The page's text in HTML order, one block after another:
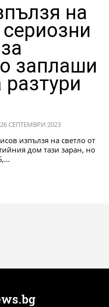
на
заплаши
СЕПТЕМВРИ 2023
изпълзя на светло от
дом тази заран, но